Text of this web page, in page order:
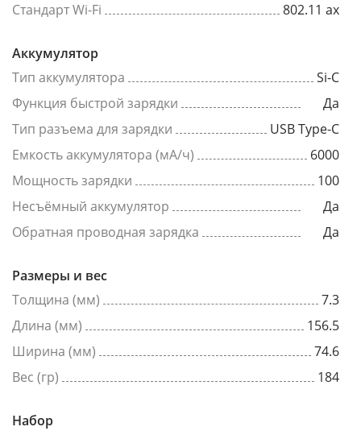
Стандарт Wi-Fi
802.11 ax
Аккумулятор
Тип аккумулятора
Si-C
Функция быстрой зарядки
Да
Тип разъема для зарядки
USB Type-C
Емкость аккумулятора (мА/ч)
6000
Мощность зарядки
100
Несъёмный аккумулятор
Да
Обратная проводная зарядка
Да
Размеры и вес
Толщина (мм)
7.3
Длина (мм)
156.5
Ширина (мм)
74.6
Вес (гр)
184
Набор